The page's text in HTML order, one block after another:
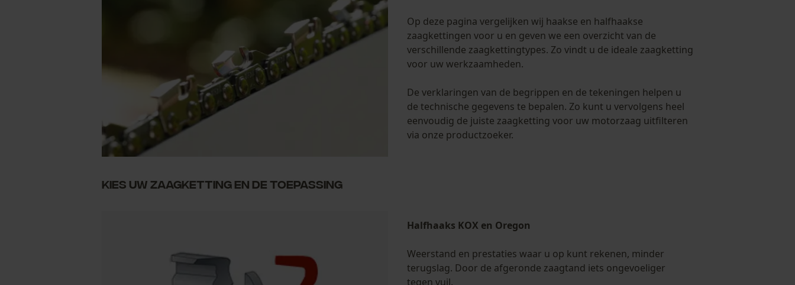
Op deze pagina vergelijken wij haakse en halfhaakse
zaagkettingen voor u en geven we een overzicht van de
verschillende zaagkettingtypes. Zo vindt u de ideale zaagketting
voor uw werkzaamheden.
De verklaringen van de begrippen en de tekeningen helpen u
de technische gegevens te bepalen. Zo kunt u vervolgens heel
eenvoudig de juiste zaagketting voor uw motorzaag uitfilteren
via onze productzoeker.
Kies uw zaagketting en de toepassing
Halfhaaks KOX en Oregon
Weerstand en prestaties waar u op kunt rekenen, minder
terugslag. Door de afgeronde zaagtand iets ongevoeliger
tegen vuil.